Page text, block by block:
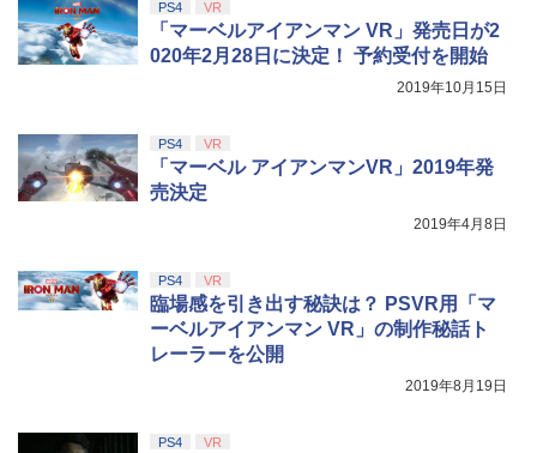
PS4 VR
「マーベルアイアンマン VR」発売日が2
020年2月28日に決定！ 予約受付を開始
2019年10月15日
PS4 VR
「マーベル アイアンマンVR」2019年発
売決定
2019年4月8日
PS4 VR
臨場感を引き出す秘訣は？ PSVR用「マ
ーベルアイアンマン VR」の制作秘話ト
レーラーを公開
2019年8月19日
PS4 VR